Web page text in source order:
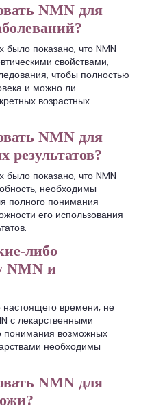
NMN для
было показано, что NMN
свойствами,
чтобы полностью
и можно ли
возрастных
NMN для
было показано, что NMN
необходимы
полного понимания
его использования
либо
NMN и
времени, не
с лекарственными
понимания возможных
необходимы
NMN для